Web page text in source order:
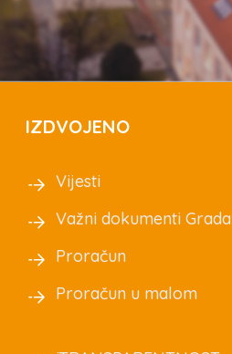
IZDVOJENO
Vijesti
Važni dokumenti Grada
Proračun
Proračun u malom